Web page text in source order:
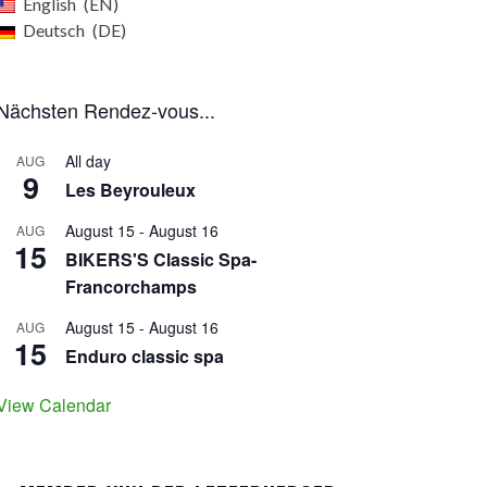
Deutsch
DE
Rendez-vous...
AUG
9
All day
Les Beyrouleux
AUG
15
August 15 - August 16
BIKERS'S Classic Spa-
Francorchamps
AUG
15
August 15 - August 16
Enduro classic spa
Calendar